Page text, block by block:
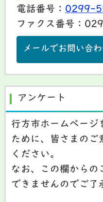
電話番号： 0299-
ファクス番号：
メールでお問い合
アンケート
行方市ホームページ
ために、皆さまのご
ください。
なお、この欄からの
できませんのでご了